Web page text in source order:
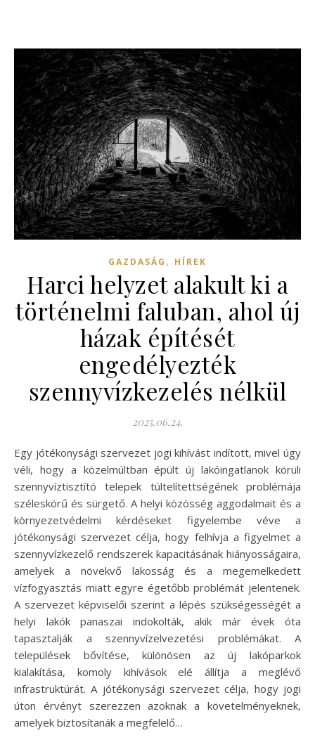
GAZDASÁG , HÍREK
Harci helyzet alakult ki a
történelmi faluban, ahol új
házak építését
engedélyezték
szennyvízkezelés nélkül
2025.06.24.
Egy jótékonysági szervezet jogi kihívást indított, mivel úgy
véli, hogy a közelmúltban épült új lakóingatlanok körüli
szennyvíztisztító telepek túltelítettségének problémája
széleskörű és sürgető. A helyi közösség aggodalmait és a
környezetvédelmi kérdéseket figyelembe véve a
jótékonysági szervezet célja, hogy felhívja a figyelmet a
szennyvízkezelő rendszerek kapacitásának hiányosságaira,
amelyek a növekvő lakosság és a megemelkedett
vízfogyasztás miatt egyre égetőbb problémát jelentenek.
A szervezet képviselői szerint a lépés szükségességét a
helyi lakók panaszai indokolták, akik már évek óta
tapasztalják a szennyvízelvezetési problémákat. A
települések bővítése, különösen az új lakóparkok
kialakítása, komoly kihívások elé állítja a meglévő
infrastruktúrát. A jótékonysági szervezet célja, hogy jogi
úton érvényt szerezzen azoknak a követelményeknek,
amelyek biztosítanák a megfelelő…